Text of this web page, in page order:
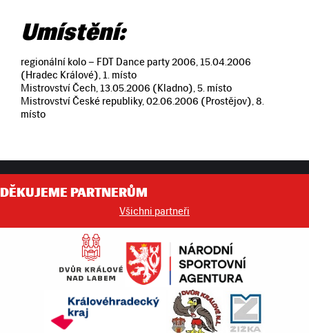
Umístění:
regionální kolo – FDT Dance party 2006, 15.04.2006
(Hradec Králové), 1. místo
Mistrovství Čech, 13.05.2006 (Kladno), 5. místo
Mistrovství České republiky, 02.06.2006 (Prostějov), 8.
místo
DĚKUJEME PARTNERŮM
Všichni partneři